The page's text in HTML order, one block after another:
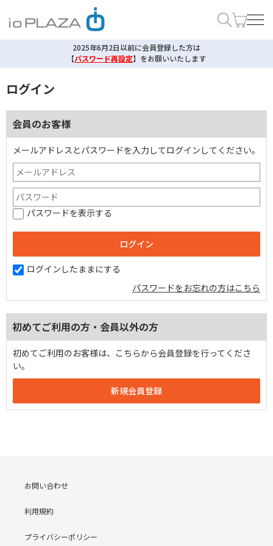
2025年6月2日以前に会員登録した方は
【パスワード再設定】 をお願いいたします
ログイン
会員のお客様
メールアドレスとパスワードを入力してログインしてください。
パスワードを表示する
ログインしたままにする
パスワードをお忘れの方はこちら
初めてご利用の方・会員以外の方
初めてご利用のお客様は、こちらから会員登録を行ってくださ
い。
お問い合わせ
利用規約
プライバシーポリシー